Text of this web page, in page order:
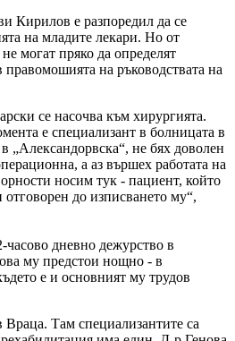
Кирилов е разпоредил да се
на младите лекари. Но от
могат пряко да определят
правомошията на ръководствата на
се насочва към хирургията.
е специализант в болницата в
„Александорвска“, не бях доволен
а аз вършех работата на
носим тук - пациент, който
до изписването му“,
дневно дежурство в
му предстои нощно - в
е и основният му трудов
Враца. Там специализантите са